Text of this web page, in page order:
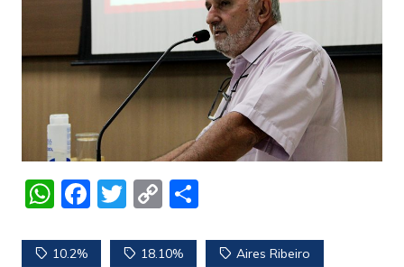
W
at
F
c
T
itt
C
p
S
ar
10.2% 18.10% Aires Ribeiro